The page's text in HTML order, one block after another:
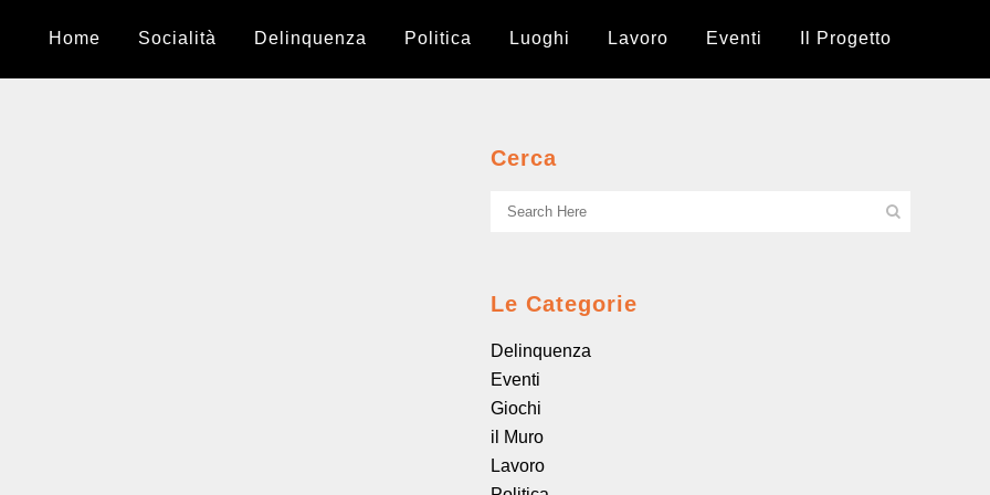
Home Socialità Delinquenza Politica Luoghi Lavoro Eventi Il Progetto
Cerca
Le Categorie
Delinquenza
Eventi
Giochi
il Muro
Lavoro